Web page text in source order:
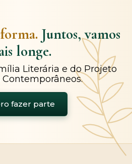
Juntos, vamos
longe.
Literária e do Projeto
Contemporâneos.
fazer parte